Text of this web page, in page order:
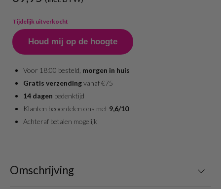
Tijdelijk uitverkocht
Houd mij op de hoogte
Voor 18:00 besteld, morgen in huis
Gratis verzendingvanaf €75
14 dagen bedenktijd
Klanten beoordelen ons met 9,6/10
Achteraf betalen mogelijk
Omschrijving